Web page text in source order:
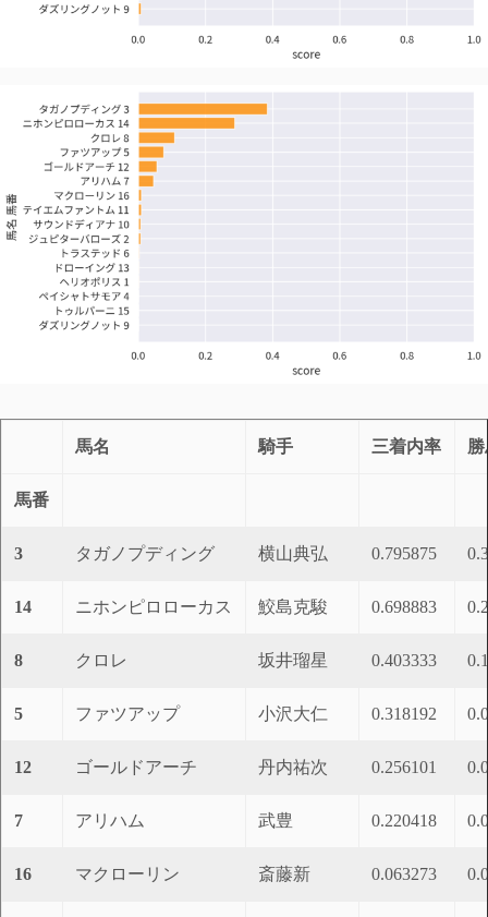
馬名 騎手 三着内率
馬番
3 タガノプディング 横山典弘 0.795875
14 ニホンピロローカス 鮫島克駿 0.698883
8 クロレ 坂井瑠星 0.403333
5 ファツアップ 小沢大仁 0.318192
12 ゴールドアーチ 丹内祐次 0.256101
7 アリハム 武豊 0.220418
16 マクローリン 斎藤新 0.063273